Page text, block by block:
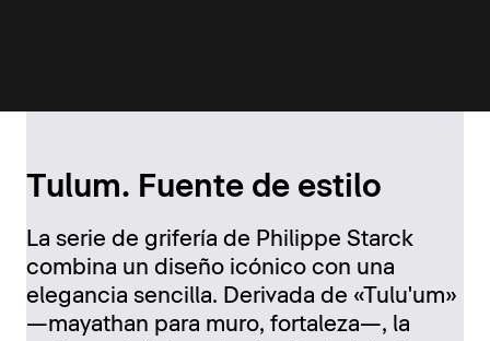
Tulum. Fuente de estilo
La serie de grifería de Philippe Starck
combina un diseño icónico con una
elegancia sencilla. Derivada de «Tulu'um»
—mayathan para muro, fortaleza—, la